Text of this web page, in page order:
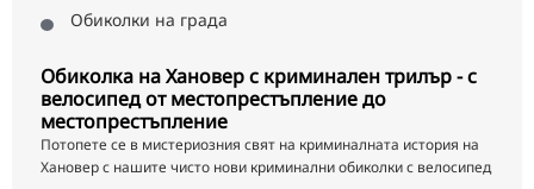
Обиколки на града
Обиколка на Хановер с криминален трилър - с
велосипед от местопрестъпление до
местопрестъпление
Потопете се в мистериозния свят на криминалната история на
Хановер с нашите чисто нови криминални обиколки с велосипед